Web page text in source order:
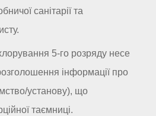
санітарії та
5-го розряду несе
інформації про
установу), що
таємниці.